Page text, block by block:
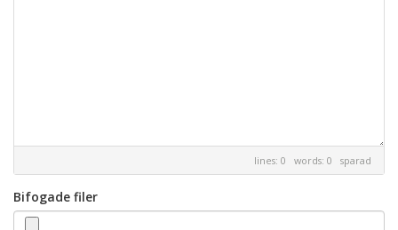
lines: 0 words: 0 sparad
Bifogade filer